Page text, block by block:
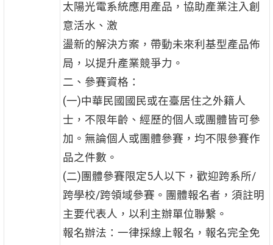
太陽光電系統應用產品，協助產業注入創
意活水、激
盪新的解決方案，帶動未來利基型產品佈
局，以提升產業競爭力。
二、參賽資格：
(一)中華民國國民或在臺居住之外籍人
士，不限年齡、經歷的個人或團體皆可參
加。無論個人或團體參賽，均不限參賽作
品之件數。
(二)團體參賽限定5人以下，歡迎跨系所/
跨學校/跨領域參賽。團體報名者，須註明
主要代表人，以利主辦單位聯繫。
報名辦法：一律採線上報名，報名完全免